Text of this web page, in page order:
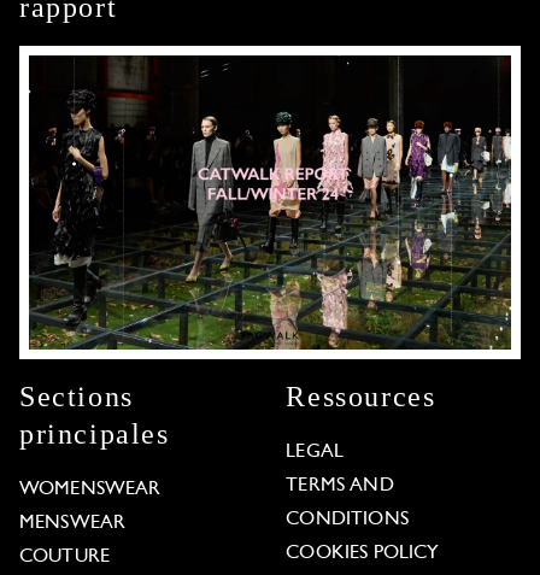
rapport
Sections
principales
WOMENSWEAR
MENSWEAR
COUTURE
Ressources
LEGAL
TERMS AND
CONDITIONS
COOKIES POLICY